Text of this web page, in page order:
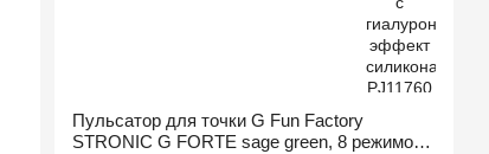
Пульсатор для точки G Fun Factory
STRONIC G FORTE sage green, 8 режимов,